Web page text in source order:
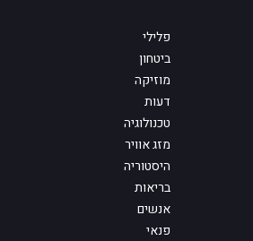
פלילי
ביטחון
מוזיקה
דעות
טכנולוגיה
מזג אוויר
היסטוריה
בריאות
אנשים
פנאי